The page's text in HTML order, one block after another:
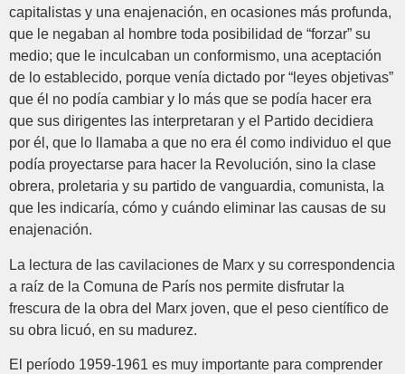
capitalistas y una enajenación, en ocasiones más profunda,
que le negaban al hombre toda posibilidad de “forzar” su
medio; que le inculcaban un conformismo, una aceptación
de lo establecido, porque venía dictado por “leyes objetivas”
que él no podía cambiar y lo más que se podía hacer era
que sus dirigentes las interpretaran y el Partido decidiera
por él, que lo llamaba a que no era él como individuo el que
podía proyectarse para hacer la Revolución, sino la clase
obrera, proletaria y su partido de vanguardia, comunista, la
que les indicaría, cómo y cuándo eliminar las causas de su
enajenación.
La lectura de las cavilaciones de Marx y su correspondencia
a raíz de la Comuna de París nos permite disfrutar la
frescura de la obra del Marx joven, que el peso científico de
su obra licuó, en su madurez.
El período 1959-1961 es muy importante para comprender